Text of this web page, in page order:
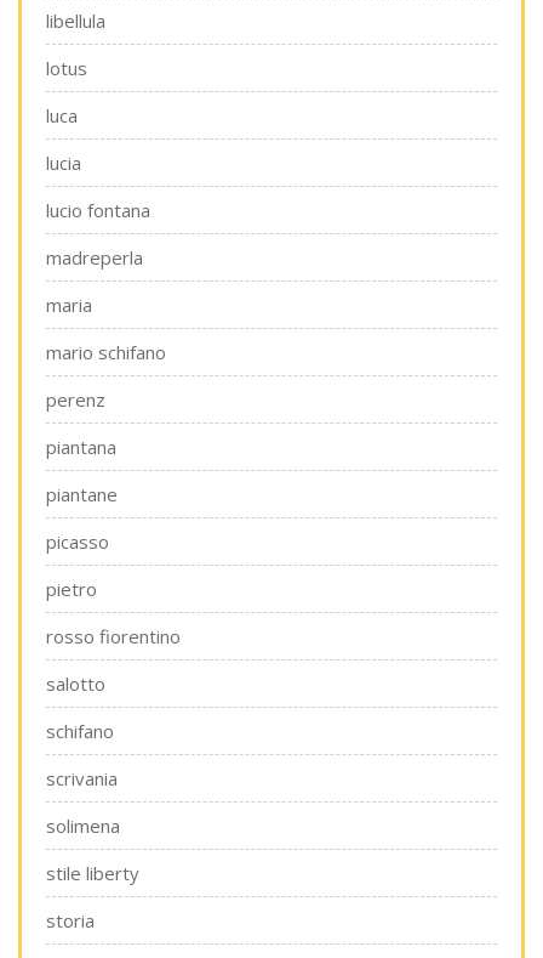
libellula
lotus
luca
lucia
lucio fontana
madreperla
maria
mario schifano
perenz
piantana
piantane
picasso
pietro
rosso fiorentino
salotto
schifano
scrivania
solimena
stile liberty
storia